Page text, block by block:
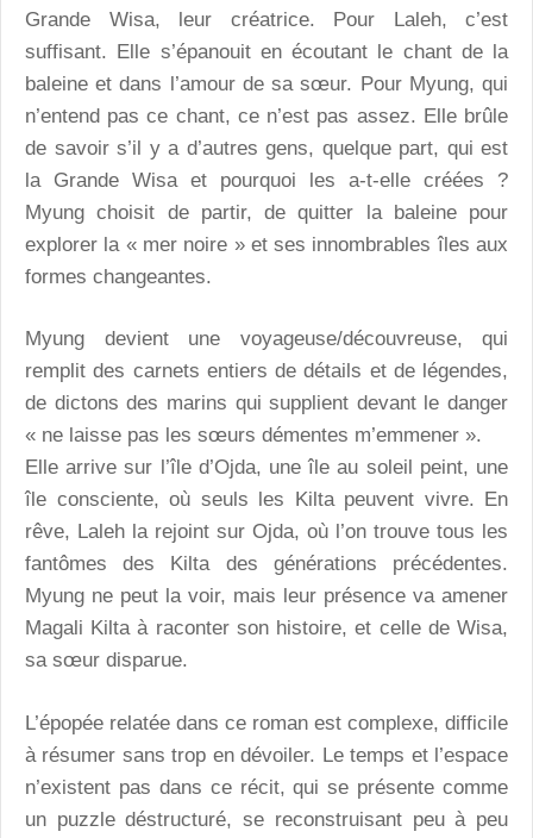
Grande Wisa, leur créatrice. Pour Laleh, c’est
suffisant. Elle s’épanouit en écoutant le chant de la
baleine et dans l’amour de sa sœur. Pour Myung, qui
n’entend pas ce chant, ce n’est pas assez. Elle brûle
de savoir s’il y a d’autres gens, quelque part, qui est
la Grande Wisa et pourquoi les a-t-elle créées ?
Myung choisit de partir, de quitter la baleine pour
explorer la « mer noire » et ses innombrables îles aux
formes changeantes.
Myung devient une voyageuse/découvreuse, qui
remplit des carnets entiers de détails et de légendes,
de dictons des marins qui supplient devant le danger
« ne laisse pas les sœurs démentes m’emmener ».
Elle arrive sur l’île d’Ojda, une île au soleil peint, une
île consciente, où seuls les Kilta peuvent vivre. En
rêve, Laleh la rejoint sur Ojda, où l’on trouve tous les
fantômes des Kilta des générations précédentes.
Myung ne peut la voir, mais leur présence va amener
Magali Kilta à raconter son histoire, et celle de Wisa,
sa sœur disparue.
L’épopée relatée dans ce roman est complexe, difficile
à résumer sans trop en dévoiler. Le temps et l’espace
n’existent pas dans ce récit, qui se présente comme
un puzzle déstructuré, se reconstruisant peu à peu